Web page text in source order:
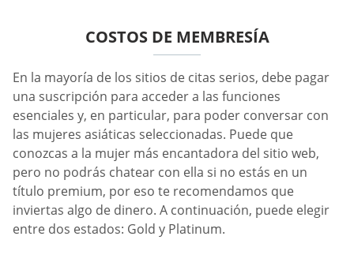
COSTOS DE MEMBRESÍA
En la mayoría de los sitios de citas serios, debe pagar
una suscripción para acceder a las funciones
esenciales y, en particular, para poder conversar con
las mujeres asiáticas seleccionadas. Puede que
conozcas a la mujer más encantadora del sitio web,
pero no podrás chatear con ella si no estás en un
título premium, por eso te recomendamos que
inviertas algo de dinero. A continuación, puede elegir
entre dos estados: Gold y Platinum.